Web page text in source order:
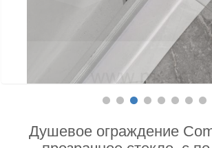
Душевое ограждение